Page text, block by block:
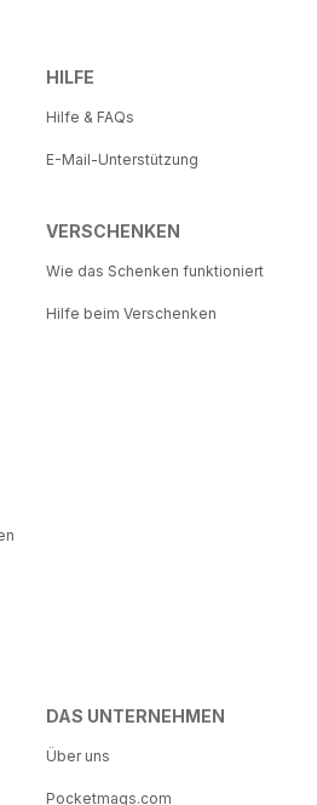
HILFE
Hilfe & FAQs
E-Mail-Unterstützung
VERSCHENKEN
Wie das Schenken funktioniert
Hilfe beim Verschenken
DAS UNTERNEHMEN
Über uns
Pocketmags.com